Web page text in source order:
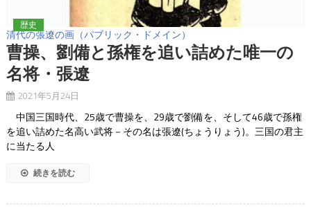
清代の張遼の画（パブリック・ドメイン）
歴史
曹操、劉備と孫権を追い詰めた唯一の
名将・張遼
2021年5月24日
中国三国時代、25歳で曹操を、29歳で劉備を、そして46歳で孫権
を追い詰めた名高い武将－その名は張遼(ちょうりょう)。三国の君主
に当たる人
続きを読む